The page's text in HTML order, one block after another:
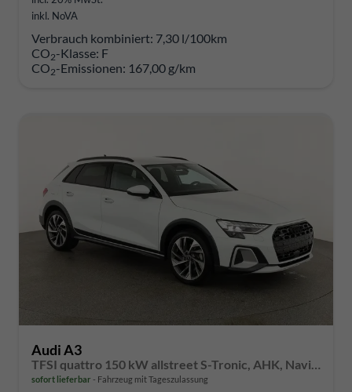
inkl. NoVA
Verbrauch kombiniert: 7,30 l/100km
CO2-Klasse: F
CO2-Emissionen: 167,00 g/km
Audi A3
sofort lieferbar Fahrzeug mit Tageszulassung